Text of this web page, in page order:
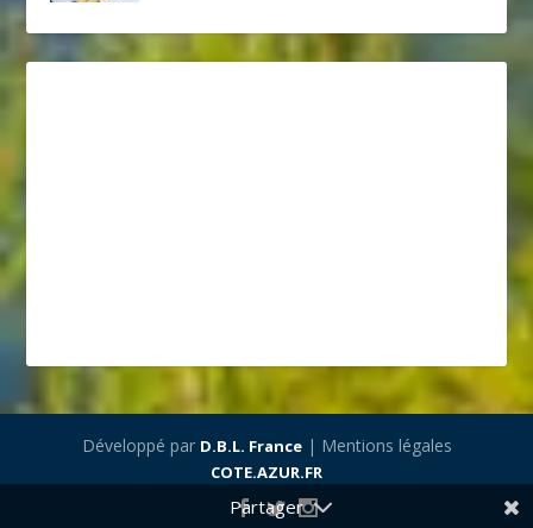
Développé par D.B.L. France| Mentions légales
COTE.AZUR.FR